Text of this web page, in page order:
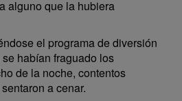
alguno que la hubiera
el programa de diversión
habían fraguado los
de la noche, contentos
a cenar.